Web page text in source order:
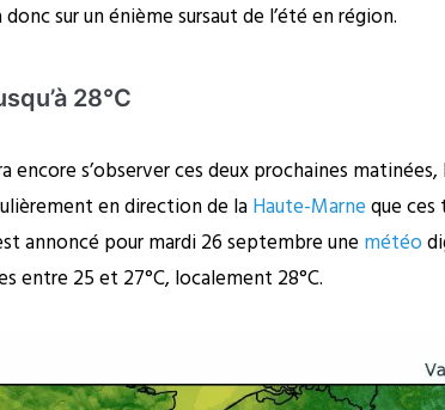
sur un énième sursaut de l’été en région.
28°C
encore s’observer ces deux prochaines
en direction de laHaute-Marneque
annoncé pour mardi 26 septembre une météo
entre 25 et 27°C, localement 28°C.